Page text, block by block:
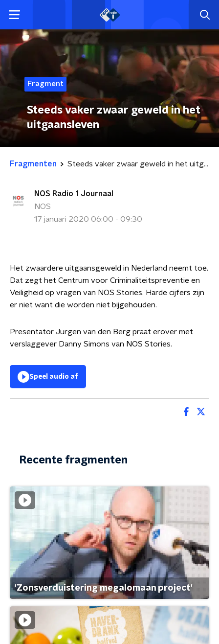
Fragment
Steeds vaker zwaar geweld in het
uitgaansleven
Fragmenten Steeds vaker zwaar geweld in het uitgaansleven
NOS Radio 1 Journaal
NOS
17 januari 2020 06:00 - 09:30
Het zwaardere uitgaansgeweld in Nederland neemt toe.
Dat zegt het Centrum voor Criminaliteitspreventie en
Veiligheid op vragen van NOS Stories. Harde cijfers zijn
er niet want die worden niet bijgehouden.
Presentator Jurgen van den Berg praat erover met
verslaggever Danny Simons van NOS Stories.
Speel audio af
Recente fragmenten
'Zonsverduistering megalomaan project'